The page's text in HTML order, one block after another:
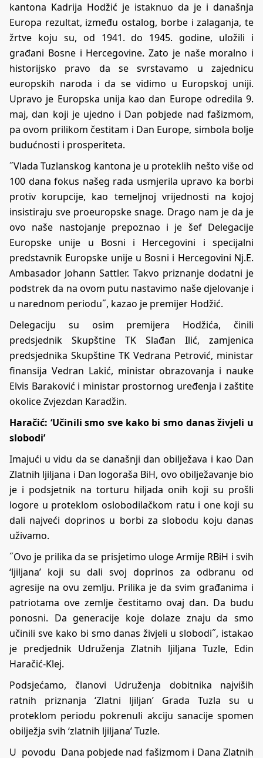
kantona Kadrija Hodžić je istaknuo da je i današnja
Europa rezultat, između ostalog, borbe i zalaganja, te
žrtve koju su, od 1941. do 1945. godine, uložili i
građani Bosne i Hercegovine. Zato je naše moralno i
historijsko pravo da se svrstavamo u zajednicu
europskih naroda i da se vidimo u Europskoj uniji.
Upravo je Europska unija kao dan Europe odredila 9.
maj, dan koji je ujedno i Dan pobjede nad fašizmom,
pa ovom prilikom čestitam i Dan Europe, simbola bolje
budućnosti i prosperiteta.
˝Vlada Tuzlanskog kantona je u proteklih nešto više od
100 dana fokus našeg rada usmjerila upravo ka borbi
protiv korupcije, kao temeljnoj vrijednosti na kojoj
insistiraju sve proeuropske snage. Drago nam je da je
ovo naše nastojanje prepoznao i je šef Delegacije
Europske unije u Bosni i Hercegovini i specijalni
predstavnik Europske unije u Bosni i Hercegovini Nj.E.
Ambasador Johann Sattler. Takvo priznanje dodatni je
podstrek da na ovom putu nastavimo naše djelovanje i
u narednom periodu˝, kazao je premijer Hodžić.
Delegaciju su osim premijera Hodžića, činili
predsjednik Skupštine TK Slađan Ilić, zamjenica
predsjednika Skupštine TK Vedrana Petrović, ministar
finansija Vedran Lakić, ministar obrazovanja i nauke
Elvis Baraković i ministar prostornog uređenja i zaštite
okolice Zvjezdan Karadžin.
Haračić: ‘Učinili smo sve kako bi smo danas živjeli u
slobodi’
Imajući u vidu da se današnji dan obilježava i kao Dan
Zlatnih ljiljana i Dan logoraša BiH, ovo obilježavanje bio
je i podsjetnik na torturu hiljada onih koji su prošli
logore u proteklom oslobodilačkom ratu i one koji su
dali najveći doprinos u borbi za slobodu koju danas
uživamo.
˝Ovo je prilika da se prisjetimo uloge Armije RBiH i svih
‘ljiljana’ koji su dali svoj doprinos za odbranu od
agresije na ovu zemlju. Prilika je da svim građanima i
patriotama ove zemlje čestitamo ovaj dan. Da budu
ponosni. Da generacije koje dolaze znaju da smo
učinili sve kako bi smo danas živjeli u slobodi˝, istakao
je predjednik Udruženja Zlatnih ljiljana Tuzle, Edin
Haračić-Klej.
Podsjećamo, članovi Udruženja dobitnika najviših
ratnih priznanja ‘Zlatni ljiljan’ Grada Tuzla su u
proteklom periodu pokrenuli akciju sanacije spomen
obilježja svih ‘zlatnih ljiljana’ Tuzle.
U povodu Dana pobjede nad fašizmom i Dana Zlatnih